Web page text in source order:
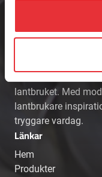
RAIS AB
lantbruket. Med
lantbrukare
tryggare vardag.
Länkar
Hem
Produkter